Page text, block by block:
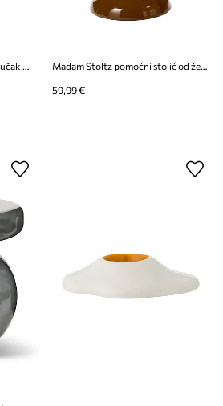
Bloomingville set tanjura za ručak od kamenine 27 x 1,5 cm Madam Stoltz pomoćni stolić od željeza 40 x 50 cm
59,99 €